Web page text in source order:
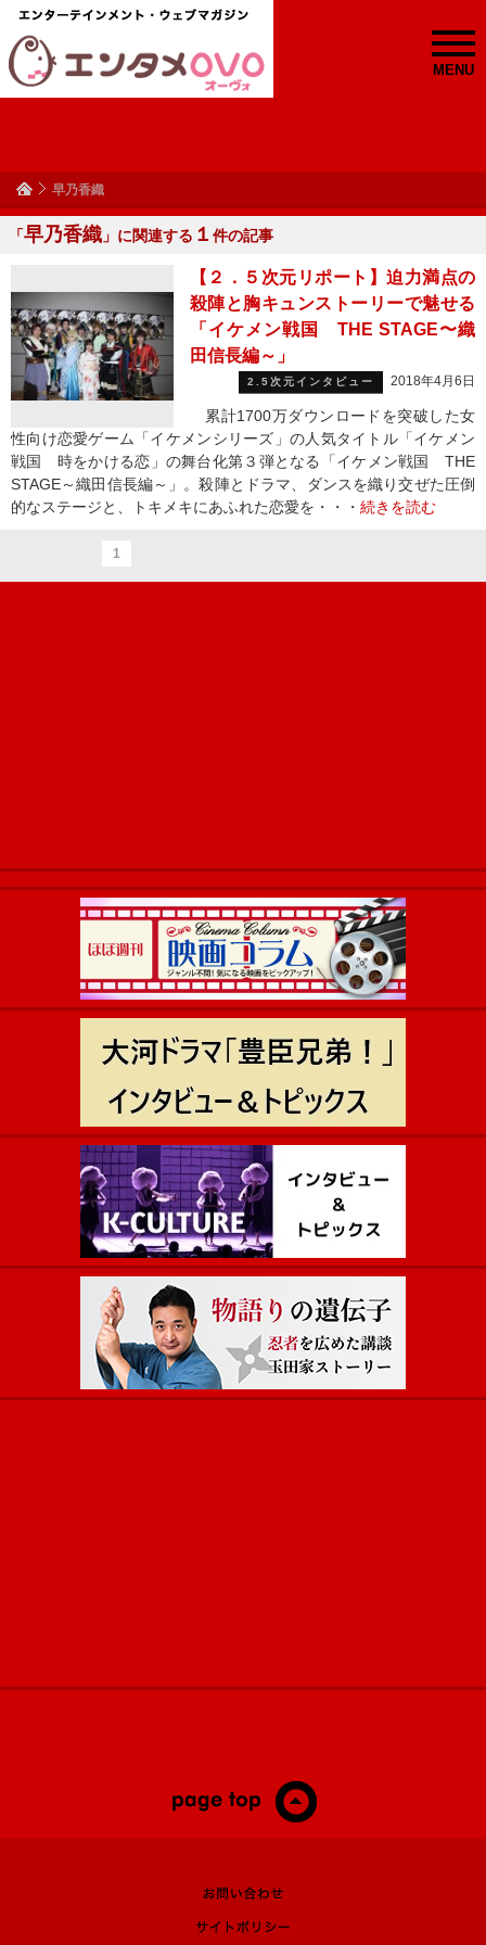
MENU
早乃香織
「早乃香織 」に関連する １ 件の記事
【２．５次元リポート】迫力満点の
殺陣と胸キュンストーリーで魅せる
「イケメン戦国 THE STAGE〜織
田信長編～」
2.5次元インタビュー 2018年4月6日
累計1700万ダウンロードを突破した女
性向け恋愛ゲーム「イケメンシリーズ」の人気タイトル「イケメン
戦国 時をかける恋」の舞台化第３弾となる「イケメン戦国 THE
STAGE～織田信長編～」。殺陣とドラマ、ダンスを織り交ぜた圧倒
的なステージと、トキメキにあふれた恋愛を・・・ 続きを読む
1